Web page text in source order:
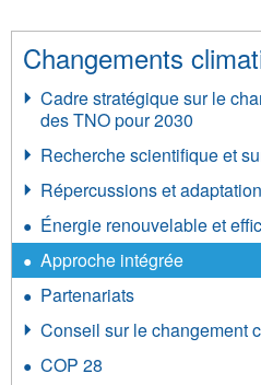
Changements
Cadre stratégique sur le
des TNO pour 2030
Recherche scientifique et
Répercussions et adaptation
Énergie renouvelable et
Approche intégrée
Partenariats
Conseil sur le changement
COP 28